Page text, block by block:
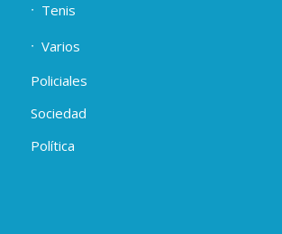
Tenis
Varios
Policiales
Sociedad
Política